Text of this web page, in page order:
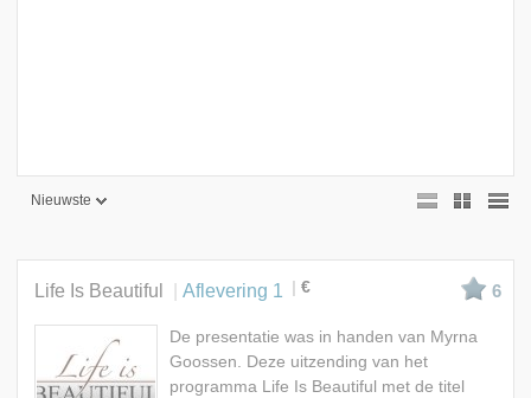
Nieuwste
Life Is Beautiful Aflevering 1 € 6
De presentatie was in handen van Myrna
Goossen. Deze uitzending van het
programma Life Is Beautiful met de titel